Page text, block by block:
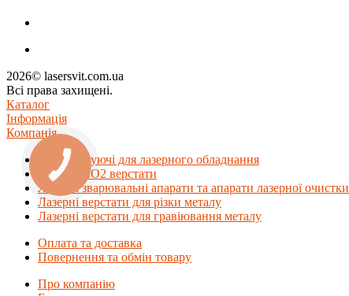
2026© lasersvit.com.ua
Всі права захищені.
Каталог
Інформація
Компанія
Комплектуючі для лазерного обладнання
Лазерні СО2 верстати
Лазерні зварювальні апарати та апарати лазерної очистки
Лазерні верстати для різки металу
Лазерні верстати для гравіювання металу
Оплата та доставка
Повернення та обмін товару
Про компанію